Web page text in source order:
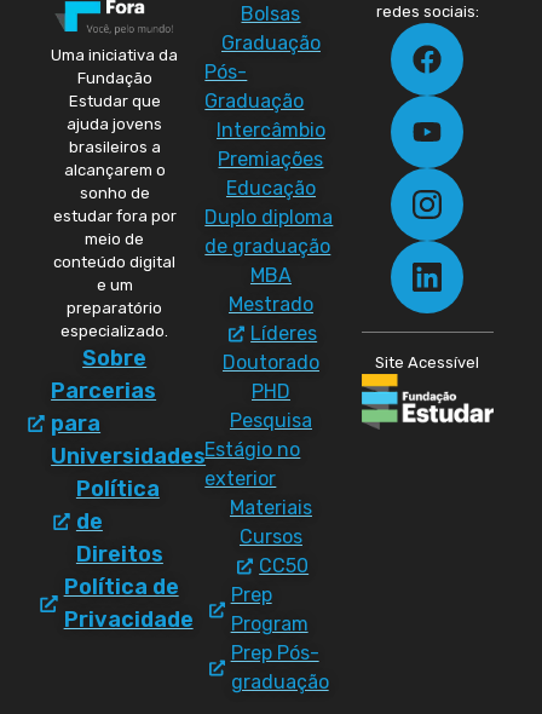
Uma iniciativa da
Fundação
Estudar que
ajuda jovens
brasileiros a
alcançarem o
sonho de
estudar fora por
meio de
conteúdo digital
e um
preparatório
especializado.
Sobre
Parcerias
para
Universidades
Política
de
Direitos
Política de
Privacidade
Bolsas
Graduação
Pós-
Graduação
Intercâmbio
Premiações
Educação
Duplo diploma
de graduação
MBA
Mestrado
Líderes
Doutorado
PHD
Pesquisa
Estágio no
exterior
Materiais
Cursos
CC50
Prep
Program
Prep Pós-
graduação
redes sociais:
Site Acessível